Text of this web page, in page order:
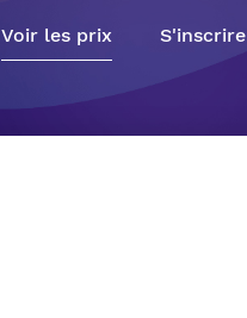
Voir les prix S'inscrire